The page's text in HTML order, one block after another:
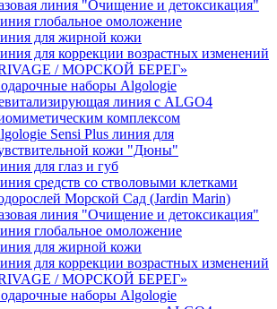
линия "Очищение и детоксикация"
глобальное омоложение
для жирной кожи
для коррекции возрастных изменений
/ МОРСКОЙ БЕРЕГ»
наборы Algologie
линия с ALGO4
комплексом
Sensi Plus линия для
кожи "Дюны"
для глаз и губ
средств со стволовыми клетками
Морской Сад (Jardin Marin)
линия "Очищение и детоксикация"
глобальное омоложение
для жирной кожи
для коррекции возрастных изменений
/ МОРСКОЙ БЕРЕГ»
наборы Algologie